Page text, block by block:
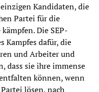
Kandidaten, die
Partei für die
Die SEP-
Kampfes dafür, die
und Arbeiter und
dass sie ihre immense
können, wenn
lösen, nach